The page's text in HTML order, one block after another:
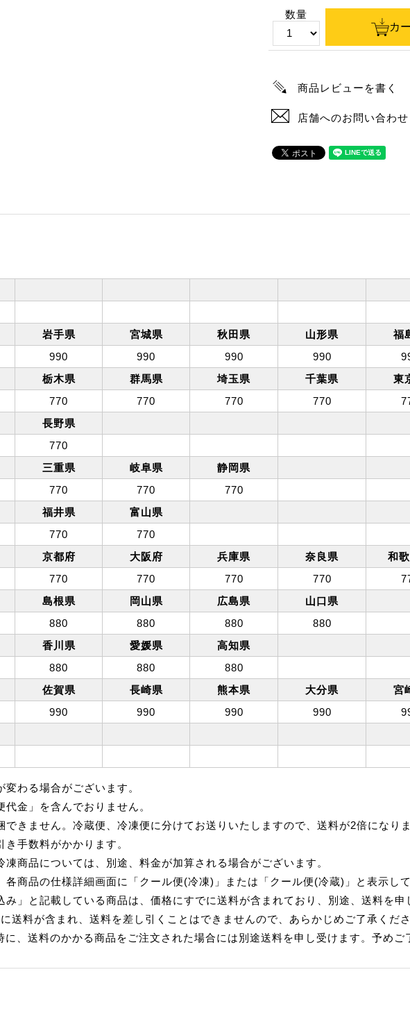
数量
カ
商品レビューを書く
店舗へのお問い合わせ
岩手県 宮城県 秋田県 山形県
福
990 990 990 990
栃木県 群馬県 埼玉県 千葉県 東
770 770 770 770
長野県
770
三重県 岐阜県
静岡県
770 770 770
福井県
富山県
770 770
京都府 大阪府 兵庫県 奈良県
和
770 770 770 770
島根県 岡山県 広島県
山口県
880 880 880 880
香川県 愛媛県
高知県
880 880 880
佐賀県 長崎県 熊本県 大分県 宮
990 990 990 990
わる場合がございます。
金」を含んでおりません。
きません。冷蔵便、冷凍便に分けてお送りいたしますので、送料が2倍になりま
手数料がかかります。
商品については、別途、料金が加算される場合がございます。
商品の仕様詳細画面に「クール便(冷凍)」または「クール便(冷蔵)」と表示して
」と記載している商品は、価格にすでに送料が含まれており、別途、送料を
送料が含まれ、送料を差し引くことはできませんので、あらかじめご了承くださ
に、送料のかかる商品をご注文された場合には別途送料を申し受けます。予めご